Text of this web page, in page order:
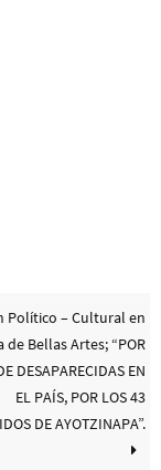
Político – Cultural en
de Bellas Artes; “POR
DESAPARECIDAS EN
EL PAÍS, POR LOS 43
DE AYOTZINAPA”.